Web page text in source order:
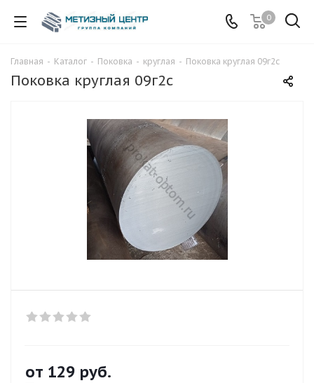
0
Главная - Каталог - Поковка - круглая - Поковка круглая 09г2с
Поковка круглая 09г2с
от 129 руб.